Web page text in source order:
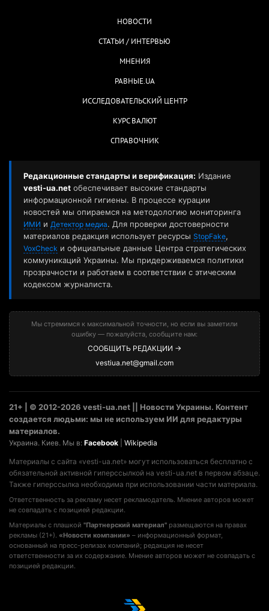
НОВОСТИ
СТАТЬИ / ИНТЕРВЬЮ
МНЕНИЯ
РАВНЫЕ.UA
ИССЛЕДОВАТЕЛЬСКИЙ ЦЕНТР
КУРС ВАЛЮТ
СПРАВОЧНИК
Редакционные стандарты и верификация: Издание
vesti-ua.net обеспечивает высокие стандарты
информационной гигиены. В процессе курации
новостей мы опираемся на методологию мониторинга
ИМИ и Детектор медиа. Для проверки достоверности
материалов редакция использует ресурсы StopFake,
VoxCheck и официальные данные Центра стратегических
коммуникаций Украины. Мы придерживаемся политики
прозрачности и работаем в соответствии с этическим
кодексом журналиста.
Мы стремимся к максимальной точности, но если вы заметили
ошибку — пожалуйста, сообщите нам:
СООБЩИТЬ РЕДАКЦИИ →
vestiua.net@gmail.com
21+ | © 2012-2026 vesti-ua.net || Новости Украины. Контент
создается людьми: мы не используем ИИ для редактуры
материалов.
Украина. Киев. Мы в: Facebook Wikipedia
Материалы с сайта «vesti-ua.net» могут использоваться бесплатно с
обязательной активной гиперссылкой на vesti-ua.net в первом абзаце.
Также гиперссылка необходима при использовании части материала.
Ответственность за рекламу несет рекламодатель. Мнение авторов может
не совпадать с позицией редакции.
Материалы с плашкой "Партнерский материал" размещаются на правах
рекламы (21+). «Новости компании» – информационный формат,
основанный на пресс-релизах компаний; редакция не несет
ответственности за их содержание. Мнение авторов может не совпадать с
позицией редакции.